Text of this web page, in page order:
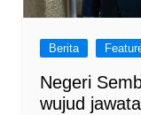
Berita
Negeri
wujud